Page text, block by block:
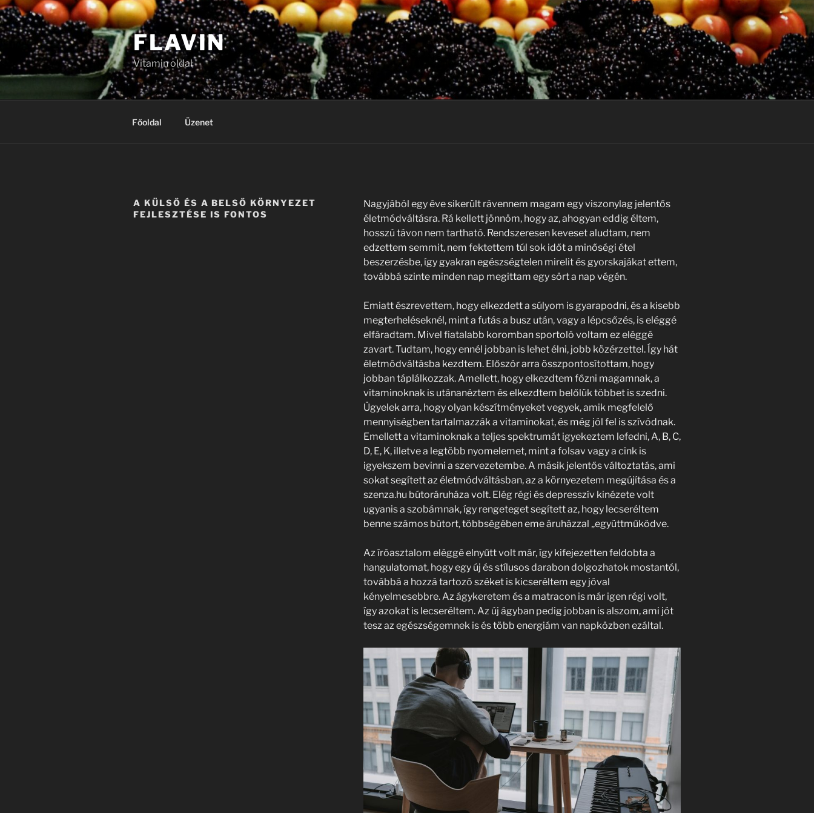
Tartalomhoz
FLAVIN
Vitamin oldal
Főoldal Üzenet
A KÜLSŐ ÉS A BELSŐ KÖRNYEZET
FEJLESZTÉSE IS FONTOS
Nagyjából egy éve sikerült rávennem magam egy viszonylag jelentős
életmódváltásra. Rá kellett jönnöm, hogy az, ahogyan eddig éltem,
hosszú távon nem tartható. Rendszeresen keveset aludtam, nem
edzettem semmit, nem fektettem túl sok időt a minőségi étel
beszerzésbe, így gyakran egészségtelen mirelit és gyorskajákat ettem,
továbbá szinte minden nap megittam egy sört a nap végén.
Emiatt észrevettem, hogy elkezdett a súlyom is gyarapodni, és a kisebb
megterheléseknél, mint a futás a busz után, vagy a lépcsőzés, is eléggé
elfáradtam. Mivel fiatalabb koromban sportoló voltam ez eléggé
zavart. Tudtam, hogy ennél jobban is lehet élni, jobb közérzettel. Így hát
életmódváltásba kezdtem. Először arra összpontosítottam, hogy
jobban táplálkozzak. Amellett, hogy elkezdtem főzni magamnak, a
vitaminoknak is utánanéztem és elkezdtem belőlük többet is szedni.
Ügyelek arra, hogy olyan készítményeket vegyek, amik megfelelő
mennyiségben tartalmazzák a vitaminokat, és még jól fel is szívódnak.
Emellett a vitaminoknak a teljes spektrumát igyekeztem lefedni, A, B, C,
D, E, K, illetve a legtöbb nyomelemet, mint a folsav vagy a cink is
igyekszem bevinni a szervezetembe. A másik jelentős változtatás, ami
sokat segített az életmódváltásban, az a környezetem megújítása és a
szenza.hu bútoráruháza volt. Elég régi és depresszív kinézete volt
ugyanis a szobámnak, így rengeteget segített az, hogy lecseréltem
benne számos bútort, többségében eme áruházzal „együttműködve.
Az íróasztalom eléggé elnyűtt volt már, így kifejezetten feldobta a
hangulatomat, hogy egy új és stílusos darabon dolgozhatok mostantól,
továbbá a hozzá tartozó széket is kicseréltem egy jóval
kényelmesebbre. Az ágykeretem és a matracon is már igen régi volt,
így azokat is lecseréltem. Az új ágyban pedig jobban is alszom, ami jót
tesz az egészségemnek is és több energiám van napközben ezáltal.